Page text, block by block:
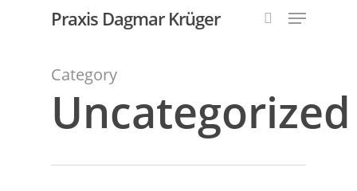
Praxis Dagmar Krüger Menu
Category
Uncategorized